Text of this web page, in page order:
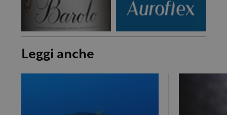
Leggi anche